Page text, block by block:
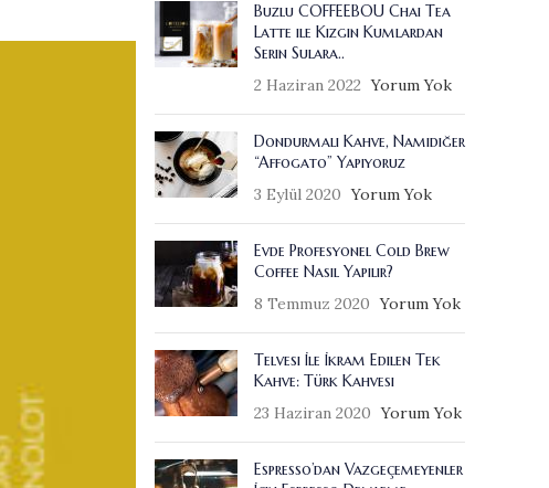
Buzlu COFFEEBOU Chai Tea
Latte ile Kızgın Kumlardan
Serin Sulara..
2 Haziran 2022 Yorum Yok
Dondurmalı Kahve, Namıdiğer
“Affogato” Yapıyoruz
3 Eylül 2020 Yorum Yok
Evde Profesyonel Cold Brew
Coffee Nasıl Yapılır?
8 Temmuz 2020 Yorum Yok
Telvesi İle İkram Edilen Tek
Kahve: Türk Kahvesi
23 Haziran 2020 Yorum Yok
Espresso’dan Vazgeçemeyenler